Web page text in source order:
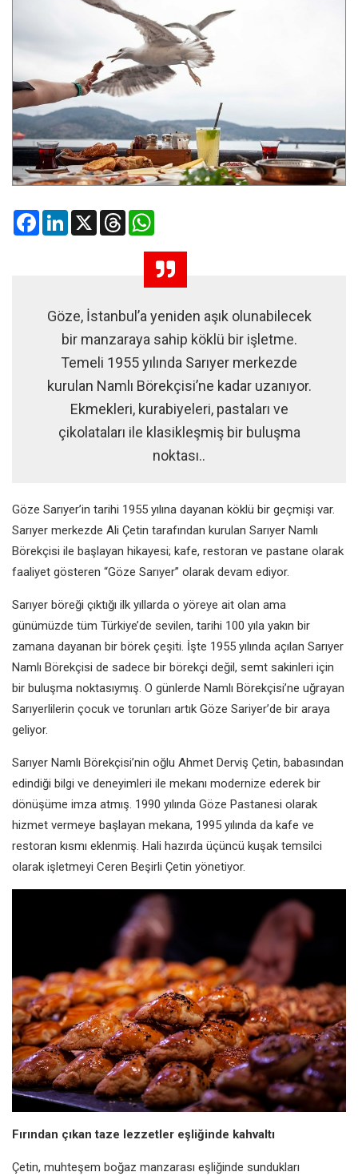
FacebookLinkedIn
X Threads
Göze, İstanbul’a yeniden aşık olunabilecek
bir manzaraya sahip köklü bir işletme.
Temeli 1955 yılında Sarıyer merkezde
kurulan Namlı Börekçisi’ne kadar uzanıyor.
Ekmekleri, kurabiyeleri, pastaları ve
çikolataları ile klasikleşmiş bir buluşma
noktası..
Göze Sarıyer’in tarihi 1955 yılına dayanan köklü bir geçmişi var.
Sarıyer merkezde Ali Çetin tarafından kurulan Sarıyer Namlı
Börekçisi ile başlayan hikayesi; kafe, restoran ve pastane olarak
faaliyet gösteren “Göze Sarıyer” olarak devam ediyor.
Sarıyer böreği çıktığı ilk yıllarda o yöreye ait olan ama
günümüzde tüm Türkiye’de sevilen, tarihi 100 yıla yakın bir
zamana dayanan bir börek çeşiti. İşte 1955 yılında açılan Sarıyer
Namlı Börekçisi de sadece bir börekçi değil, semt sakinleri için
bir buluşma noktasıymış. O günlerde Namlı Börekçisi’ne uğrayan
Sarıyerlilerin çocuk ve torunları artık Göze Sariyer’de bir araya
geliyor.
Sarıyer Namlı Börekçisi’nin oğlu Ahmet Derviş Çetin, babasından
edindiği bilgi ve deneyimleri ile mekanı modernize ederek bir
dönüşüme imza atmış. 1990 yılında Göze Pastanesi olarak
hizmet vermeye başlayan mekana, 1995 yılında da kafe ve
restoran kısmı eklenmiş. Hali hazırda üçüncü kuşak temsilci
olarak işletmeyi Ceren Beşirli Çetin yönetiyor.
Fırından çıkantaze lezzetler eşliğinde kahvaltı
Çetin, muhteşem boğaz manzarası eşliğinde sundukları